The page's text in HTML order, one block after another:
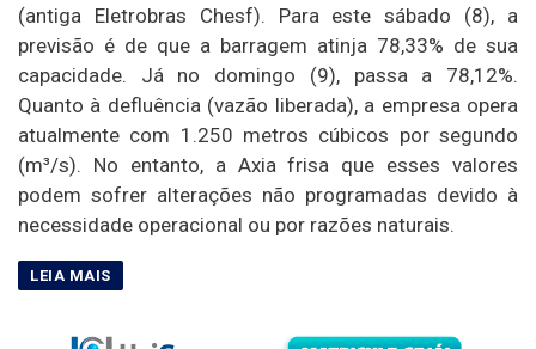
(antiga Eletrobras Chesf). Para este sábado (8), a
previsão é de que a barragem atinja 78,33% de sua
capacidade. Já no domingo (9), passa a 78,12%.
Quanto à defluência (vazão liberada), a empresa opera
atualmente com 1.250 metros cúbicos por segundo
(m³/s). No entanto, a Axia frisa que esses valores
podem sofrer alterações não programadas devido à
necessidade operacional ou por razões naturais.